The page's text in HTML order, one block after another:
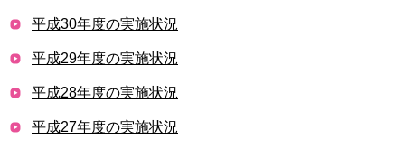
平成30年度の実施状況
平成29年度の実施状況
平成28年度の実施状況
平成27年度の実施状況